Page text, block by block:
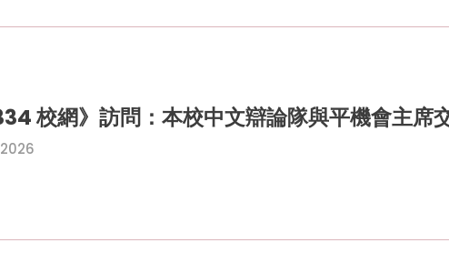
校網》訪問：本校中文辯論隊與平機會主席